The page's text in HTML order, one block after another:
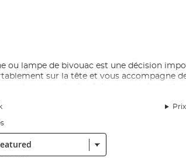
ou lampe de bivouac est une décision
sur la tête et vous accompagne
notre magasin de pêche, non
vif qui non seulement éblouit les autres
ou plus claires, et même de différentes
Prix